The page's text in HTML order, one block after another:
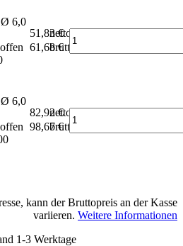
6,0
51,83 €
netto
61,68 €
brutto*
6,0
82,92 €
netto
98,67 €
brutto*
kann der Bruttopreis an der Kasse
variieren. Weitere Informationen
1-3 Werktage